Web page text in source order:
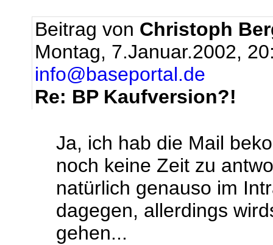
Beitrag von Christoph
Montag, 7.Januar.2002,
info@baseportal.de
Re: BP Kaufversion?!
Ja, ich hab die Mail
noch keine Zeit zu
natürlich genauso im
dagegen, allerdings
gehen...